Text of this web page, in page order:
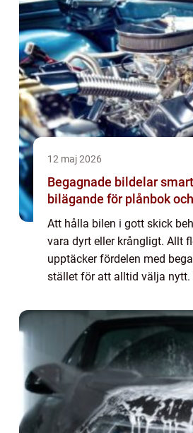
12 maj 2026
Begagnade bildelar smartare
bilägande för plånbok
Att hålla bilen i gott skick
vara dyrt eller krångligt. Allt
upptäcker fördelen med
stället för att alltid välja nytt.
sänka kostnader, minska